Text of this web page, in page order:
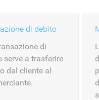
di debito
di
serve a trasferire
dal cliente al